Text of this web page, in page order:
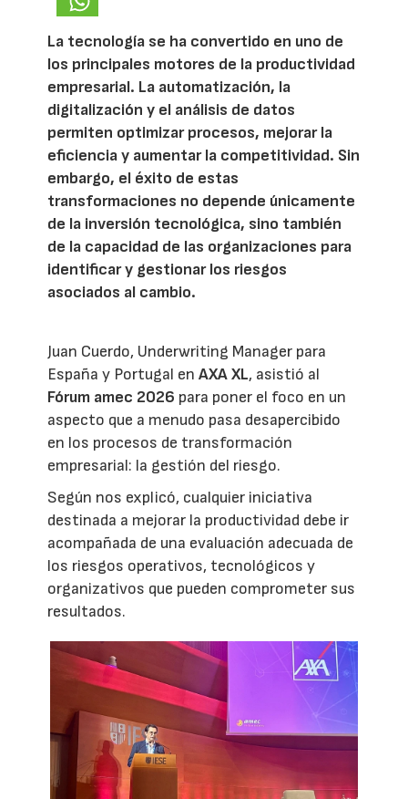
La tecnología se ha convertido en uno de
los principales motores de la productividad
empresarial. La automatización, la
digitalización y el análisis de datos
permiten optimizar procesos, mejorar la
eficiencia y aumentar la competitividad. Sin
embargo, el éxito de estas
transformaciones no depende únicamente
de la inversión tecnológica, sino también
de la capacidad de las organizaciones para
identificar y gestionar los riesgos
asociados al cambio.
Juan Cuerdo, Underwriting Manager para
España y Portugal enAXA XL, asistió al
Fórum amec 2026 para poner el foco en un
aspecto que a menudo pasa desapercibido
en los procesos de transformación
empresarial: la gestión del riesgo.
Según nos explicó, cualquier iniciativa
destinada a mejorar la productividad debe ir
acompañada de una evaluación adecuada de
los riesgos operativos, tecnológicos y
organizativos que pueden comprometer sus
resultados.